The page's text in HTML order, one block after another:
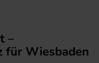
–
für Wiesbaden